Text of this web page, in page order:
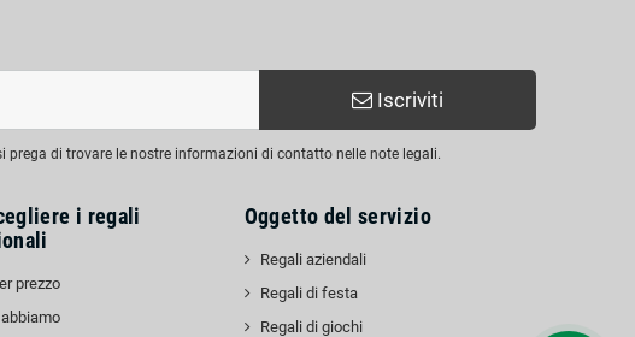
Iscriviti
di trovare le nostre informazioni di contatto nelle note legali.
i regali
prezzo
Oggetto del servizio
Regali aziendali
Regali di festa
Regali di giochi